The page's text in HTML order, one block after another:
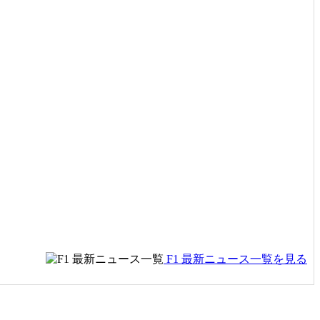
F1 最新ニュース一覧を見る